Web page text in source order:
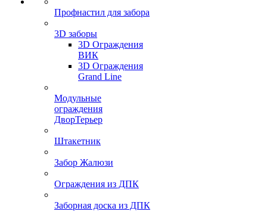
Профнастил для забора
3D заборы
3D Ограждения
ВИК
3D Ограждения
Grand Line
Модульные
ограждения
ДворТерьер
Штакетник
Забор Жалюзи
Ограждения из ДПК
Заборная доска из ДПК